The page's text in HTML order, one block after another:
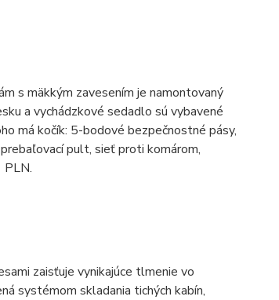
s mäkkým zavesením je namontovaný
a vychádzkové sedadlo sú vybavené
má kočík: 5-bodové bezpečnostné pásy,
pult, sieť proti komárom,
PLN.
zaisťuje vynikajúce tlmenie vo
systémom skladania tichých kabín,